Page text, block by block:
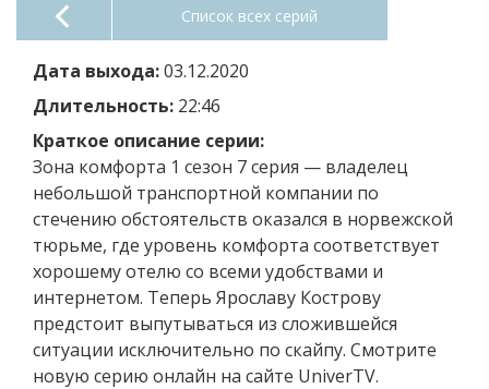
Список всех серий
Дата выхода:03.12.2020
Длительность: 22:46
Краткое описание серии:
Зона комфорта 1 сезон 7 серия — владелец
небольшой транспортной компании по
стечению обстоятельств оказался в норвежской
тюрьме, где уровень комфорта соответствует
хорошему отелю со всеми удобствами и
интернетом. Теперь Ярославу Кострову
предстоит выпутываться из сложившейся
ситуации исключительно по скайпу. Смотрите
новую серию онлайн на сайте UniverTV.